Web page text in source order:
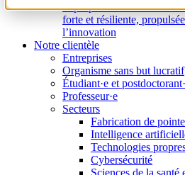
À propos de Mitacs :
forte et résiliente,
l’innovation
Notre clientèle
Entreprises
Organisme sans but lucratif
Étudiant·e et
Professeur·e
Secteurs
Fabrication de pointe
Intelligence
Technologies
Cybersécurité
Sciences de la santé